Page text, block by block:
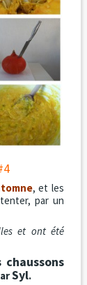
, et les
par un
et ont été
Syl.